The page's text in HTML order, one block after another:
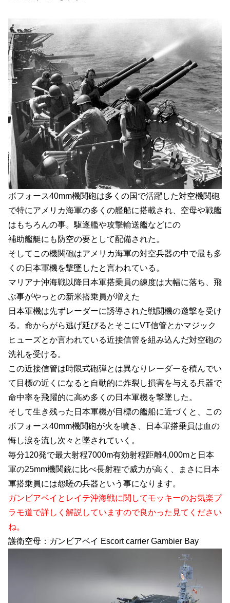
ボフォース40mm機関砲は多くの国で活躍した対空機関砲
で特にアメリカ海軍の多くの艦船に搭載され、空母や戦艦
はもちろんの事。駆逐艦や攻撃輸送艦などにの
補助艦艇にも防空の要として配備された。
そしてこの機関砲はアメリカ海軍の対空兵器の中で最も多
くの日本軍機を撃墜したと言われている。
マリアナ沖海戦以降日本軍搭乗員の練度は大幅に落ち、飛
ぶ事がやっとの新米搭乗員が増えた
日本軍機は先ずレーダーに誘導された戦闘機の邀撃を受け
る。命からがら逃げ延びるとそこにVT信管とかマジック
ヒューズとか言われている近接信管を組み込んだ対空砲の
洗礼を受ける。
この近接信管は時限式砲弾とは異なりレーダーを積んでい
て目標の近くになると自動的に炸裂し損害を与える兵器で
命中率を飛躍的に高め多くの日本軍機を撃墜した。
そして生き残った日本軍機が目標の艦船に近づくと、この
ボフォース40mm機関砲が火を噴き、日本軍搭乗員は血の
悔し涙を流し次々と墜されていく。
毎分120発で最大射程7000m有効射程距離4,000mと日本
軍の25mm機関銃に比べ長射程で威力が高く、まさに日本
軍搭乗員には怨嗟の兵器という事になります。
ガンビアベイとレイテ沖海戦に関してモッキーのお気楽プ
ラモ道で詳しく解説していますので良かった見てください
ね。
護衛空母：ガンビアベイ Escort carrier Gambier Bay